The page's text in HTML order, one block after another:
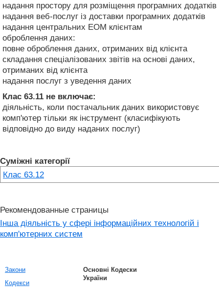
надання простору для розміщення програмних додатків
надання веб-послуг із доставки програмних додатків
надання центральних ЕОМ клієнтам
оброблення даних:
повне оброблення даних, отриманих від клієнта
складання спеціалізованих звітів на основі даних,
отриманих від клієнта
надання послуг з уведення даних
Клас 63.11 не включає:
діяльність, коли постачальник даних використовує
комп'ютер тільки як інструмент (класифікують
відповідно до виду наданих послуг)
Суміжні категорії
Клас 63.12
Рекомендованные страницы
Інша діяльність у сфері інформаційних технологій і
комп'ютерних систем
Закони
Кодекси
Основні Кодески
України